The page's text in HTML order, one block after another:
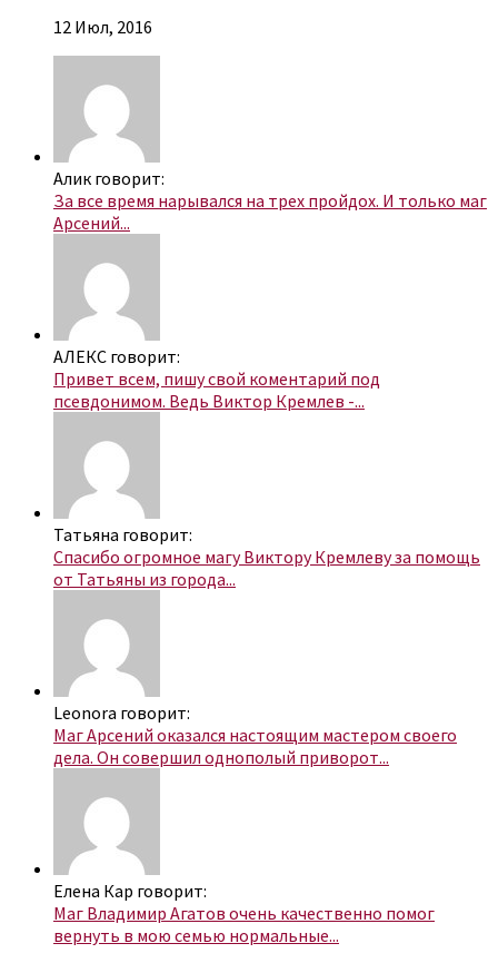
12 Июл, 2016
Алик говорит:
За все время нарывался на трех пройдох. И только маг
Арсений...
АЛЕКС говорит:
Привет всем, пишу свой коментарий под
псевдонимом. Ведь Виктор Кремлев -...
Татьяна говорит:
Спасибо огромное магу Виктору Кремлеву за помощь
от Татьяны из города...
Leonora говорит:
Маг Арсений оказался настоящим мастером своего
дела. Он совершил однополый приворот...
Елена Кар говорит:
Маг Владимир Агатов очень качественно помог
вернуть в мою семью нормальные...